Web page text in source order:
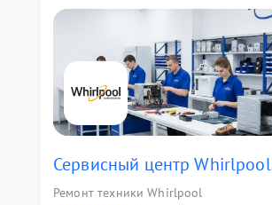
Сервисный центр Whirlpool
Ремонт техники Whirlpool